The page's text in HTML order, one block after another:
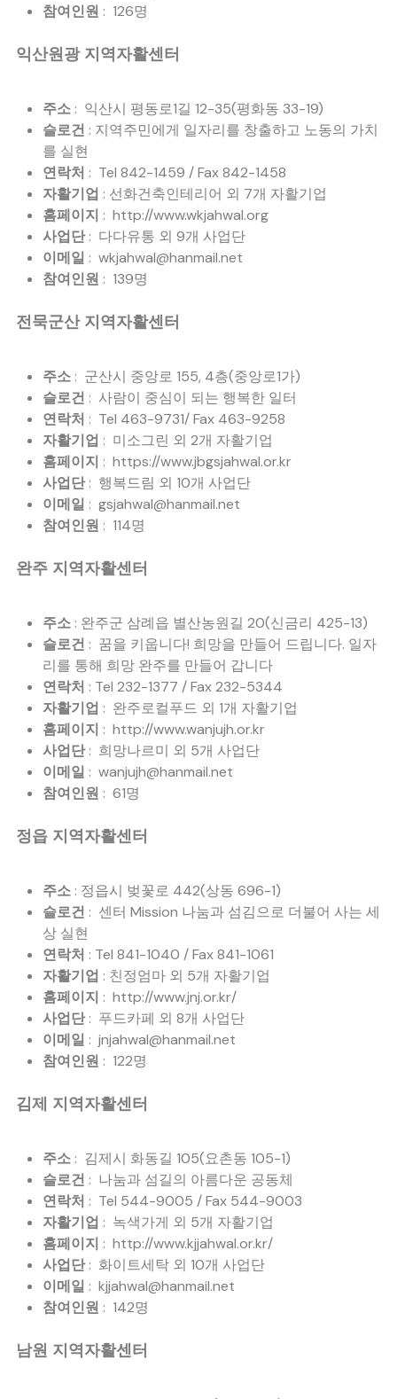
참여인원 : 126명
익산원광 지역자활센터
주소 : 익산시 평동로1길 12-35(평화동 33-19)
슬로건 : 지역주민에게 일자리를 창출하고 노동의 가치
를 실현
연락처 : Tel 842-1459 / Fax 842-1458
자활기업 : 선화건축인테리어 외 7개 자활기업
홈페이지 : http://www.wkjahwal.org
사업단: 다다유통 외 9개 사업단
이메일 : wkjahwal@hanmail.net
참여인원 : 139명
전묵군산 지역자활센터
주소 : 군산시 중앙로 155, 4층(중앙로1가)
슬로건 : 사람이 중심이 되는 행복한 일터
연락처 : Tel 463-9731/ Fax 463-9258
자활기업 : 미소그린 외 2개 자활기업
홈페이지 : https://www.jbgsjahwal.or.kr
사업단: 행복드림 외 10개 사업단
이메일 : gsjahwal@hanmail.net
참여인원 : 114명
완주 지역자활센터
주소 : 완주군 삼례읍 별산농원길 20(신금리 425-13)
슬로건 : 꿈을 키웁니다! 희망을 만들어 드립니다. 일자
리를 통해 희망 완주를 만들어 갑니다
연락처 : Tel 232-1377 / Fax 232-5344
자활기업 : 완주로컬푸드 외 1개 자활기업
홈페이지 : http://www.wanjujh.or.kr
사업단: 희망나르미 외 5개 사업단
이메일 : wanjujh@hanmail.net
참여인원 : 61명
정읍 지역자활센터
주소 : 정읍시 벚꽃로 442(상동 696-1)
슬로건 : 센터 Mission 나눔과 섬김으로 더불어 사는 세
상 실현
연락처 : Tel 841-1040 / Fax 841-1061
자활기업 : 친정엄마 외 5개 자활기업
홈페이지 : http://www.jnj.or.kr/
사업단: 푸드카페 외 8개 사업단
이메일 : jnjahwal@hanmail.net
참여인원 : 122명
김제 지역자활센터
주소 : 김제시 화동길 105(요촌동 105-1)
슬로건 : 나눔과 섬길의 아름다운 공동체
연락처 : Tel 544-9005 / Fax 544-9003
자활기업 : 녹색가게 외 5개 자활기업
홈페이지 : http://www.kjjahwal.or.kr/
사업단: 화이트세탁 외 10개 사업단
이메일 : kjjahwal@hanmail.net
참여인원 : 142명
남원 지역자활센터